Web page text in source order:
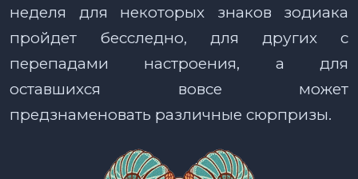
неделя для некоторых знаков зодиака
пройдет бесследно, для других с
перепадами настроения, а для
оставшихся вовсе может
предзнаменовать различные сюрпризы.